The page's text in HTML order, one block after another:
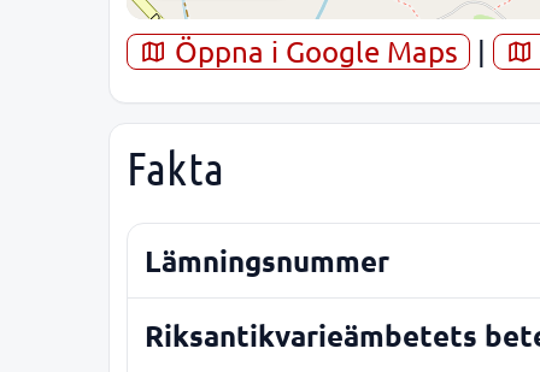
Öppna i Google Maps |
Fakta
Lämningsnummer
Riksantikvarieämbetets